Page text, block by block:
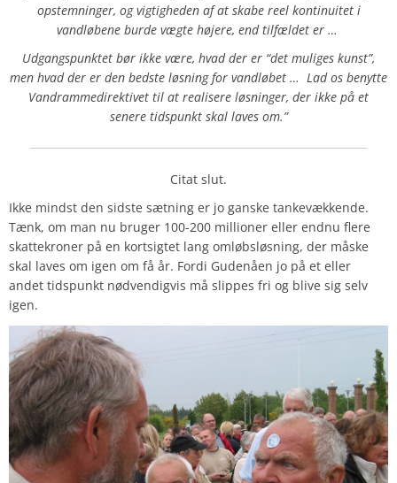
opstemninger, og vigtigheden af at skabe reel kontinuitet i
vandløbene burde vægte højere, end tilfældet er …
Udgangspunktet bør ikke være, hvad der er “det muliges kunst”,
men hvad der er den bedste løsning for vandløbet … Lad os benytte
Vandrammedirektivet til at realisere løsninger, der ikke på et
senere tidspunkt skal laves om.”
Citat slut.
Ikke mindst den sidste sætning er jo ganske tankevækkende.
Tænk, om man nu bruger 100-200 millioner eller endnu flere
skattekroner på en kortsigtet lang omløbsløsning, der måske
skal laves om igen om få år. Fordi Gudenåen jo på et eller
andet tidspunkt nødvendigvis må slippes fri og blive sig selv
igen.